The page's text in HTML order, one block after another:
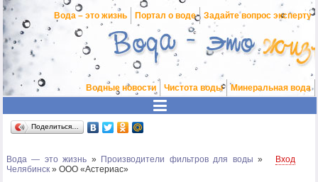
Вода – это жизнь Портал о воде Задайте вопрос эксперту
Водные новости Чистота воды Минеральная вода
Поделиться…
Вода — это жизнь » Производители фильтров для воды »
Челябинск » ООО «Астериас»
Вход